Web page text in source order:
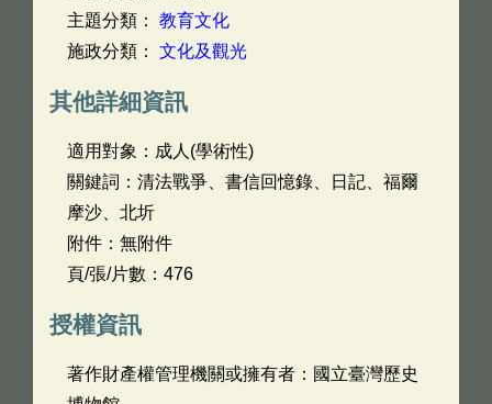
主題分類： 教育文化
施政分類： 文化及觀光
其他詳細資訊
適用對象：成人(學術性)
關鍵詞：清法戰爭、書信回憶錄、日記、福爾
摩沙、北圻
附件：無附件
頁/張/片數：476
授權資訊
著作財產權管理機關或擁有者：國立臺灣歷史